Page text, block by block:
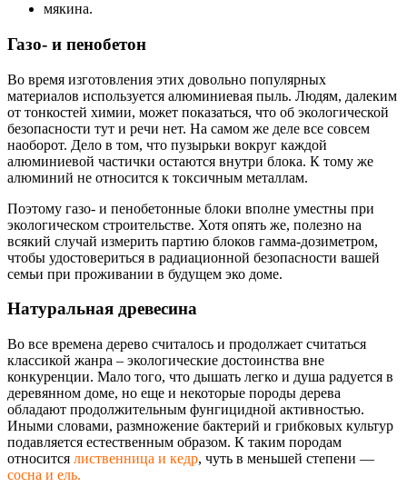
мякина.
Газо- и пенобетон
Во время изготовления этих довольно популярных
материалов используется алюминиевая пыль. Людям, далеким
от тонкостей химии, может показаться, что об экологической
безопасности тут и речи нет. На самом же деле все совсем
наоборот. Дело в том, что пузырьки вокруг каждой
алюминиевой частички остаются внутри блока. К тому же
алюминий не относится к токсичным металлам.
Поэтому газо- и пенобетонные блоки вполне уместны при
экологическом строительстве. Хотя опять же, полезно на
всякий случай измерить партию блоков гамма-дозиметром,
чтобы удостовериться в радиационной безопасности вашей
семьи при проживании в будущем эко доме.
Натуральная древесина
Во все времена дерево считалось и продолжает считаться
классикой жанра – экологические достоинства вне
конкуренции. Мало того, что дышать легко и душа радуется в
деревянном доме, но еще и некоторые породы дерева
обладают продолжительным фунгицидной активностью.
Иными словами, размножение бактерий и грибковых культур
подавляется естественным образом. К таким породам
относится лиственница и кедр, чуть в меньшей степени —
сосна и ель.